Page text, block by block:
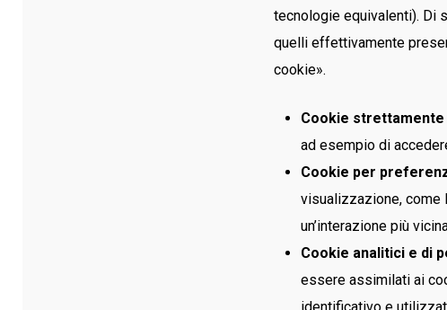
tecnologie equivalenti). Di
quelli effettivamente
cookie».
Cookie
ad esempio di
Cookie per
visualizzazione, come
un’interazione più
Cookie analitici e di
essere assimilati ai